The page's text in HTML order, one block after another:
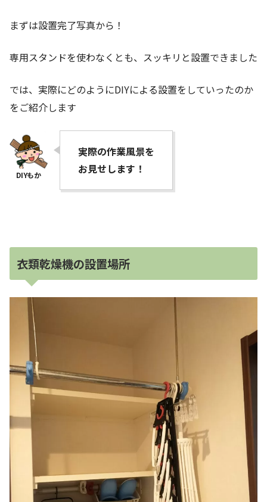
まずは設置完了写真から！
専用スタンドを使わなくとも、スッキリと設置できました
では、実際にどのようにDIYによる設置をしていったのか
をご紹介します
実際の作業風景を
お見せします！
衣類乾燥機の設置場所